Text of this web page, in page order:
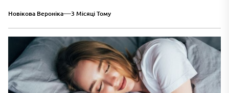
Новікова Вероніка 3 Місяці Тому